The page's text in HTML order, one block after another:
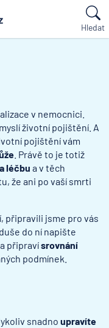
Hledat
v nemocnici.
životní pojištění. A
pojištění vám
. Právě to je totiž
léčbu a v těch
že ani po vaší smrti
připravili jsme pro vás
do ní napište
připravísrovnání
podmínek.
snadno upravíte